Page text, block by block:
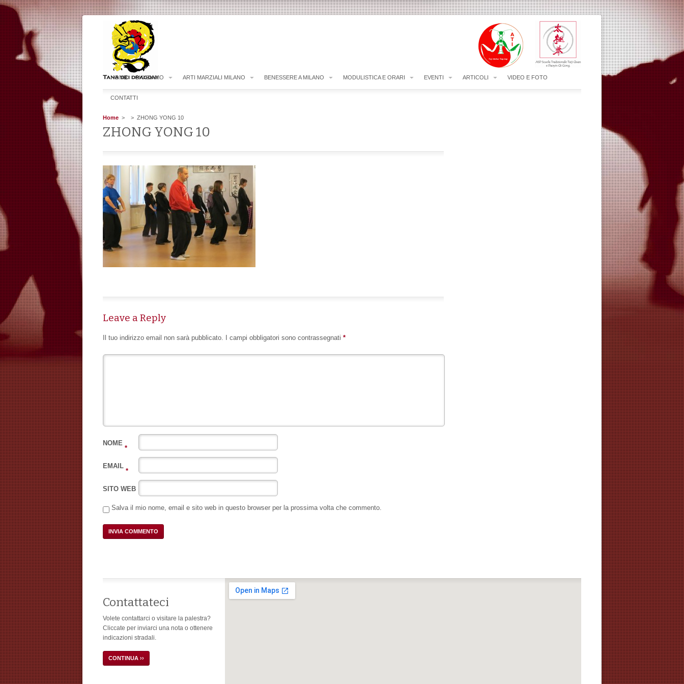
HOME CHI SIAMO ARTI MARZIALI MILANO BENESSERE A MILANO MODULISTICA E ORARI EVENTI ARTICOLI VIDEO E FOTO
CONTATTI
Home > > ZHONG YONG 10
ZHONG YONG 10
Leave a Reply
Il tuo indirizzo email non sarà pubblicato. I campi obbligatori sono contrassegnati *
NOME
*
EMAIL
*
SITO WEB
Salva il mio nome, email e sito web in questo browser per la prossima volta che commento.
Contattateci
Volete contattarci o visitare la palestra?
Cliccate per inviarci una nota o ottenere
indicazioni stradali.
CONTINUA ››